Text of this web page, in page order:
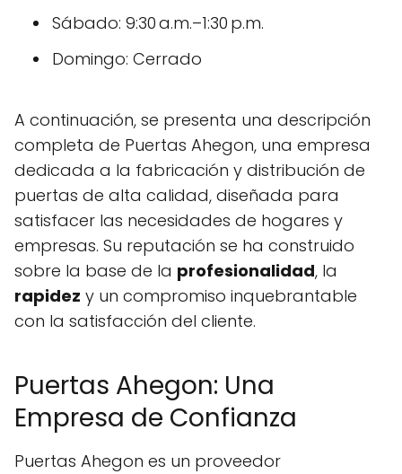
Sábado: 9:30 a.m.–1:30 p.m.
Domingo: Cerrado
A continuación, se presenta una descripción
completa de Puertas Ahegon, una empresa
dedicada a la fabricación y distribución de
puertas de alta calidad, diseñada para
satisfacer las necesidades de hogares y
empresas. Su reputación se ha construido
sobre la base de la profesionalidad, la
rapidez y un compromiso inquebrantable
con la satisfacción del cliente.
Puertas Ahegon: Una
Empresa de Confianza
Puertas Ahegon es un proveedor